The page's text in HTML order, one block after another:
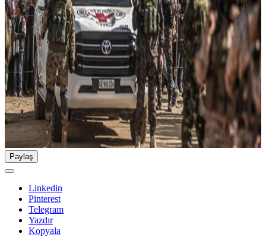
Paylaş
Linkedin
Pinterest
Telegram
Yazdır
Kopyala